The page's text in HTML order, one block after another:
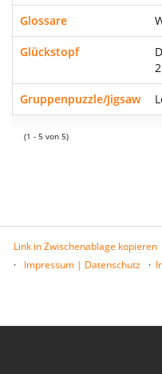
Glossare
Glückstopf
Gruppenpuzzle/Jigsaw
(1 - 5 von 5)
Link in Zwischenablage kopieren
Impressum | Datenschutz